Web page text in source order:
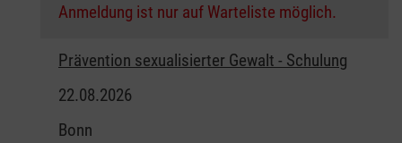
Anmeldung ist nur auf Warteliste möglich.
Prävention sexualisierter Gewalt - Schulung
22.08.2026
Bonn